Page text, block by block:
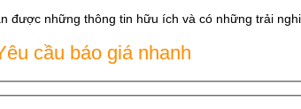
được những thông tin hữu ích và có những trải
cầu báo giá nhanh